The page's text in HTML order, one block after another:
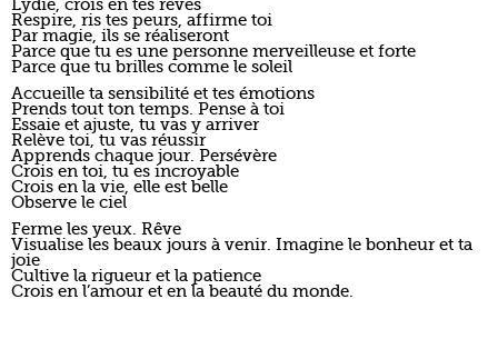
Lydie, crois en tes rêves
Respire, ris tes peurs, affirme toi
Par magie, ils se réaliseront
Parce que tu es une personne merveilleuse et forte
Parce que tu brilles comme le soleil
Accueille ta sensibilité et tes émotions
Prends tout ton temps. Pense à toi
Essaie et ajuste, tu vas y arriver
Relève toi, tu vas réussir
Apprends chaque jour. Persévère
Crois en toi, tu es incroyable
Crois en la vie, elle est belle
Observe le ciel
Ferme les yeux. Rêve
Visualise les beaux jours à venir. Imagine le bonheur et ta
joie
Cultive la rigueur et la patience
Crois en l’amour et en la beauté du monde.